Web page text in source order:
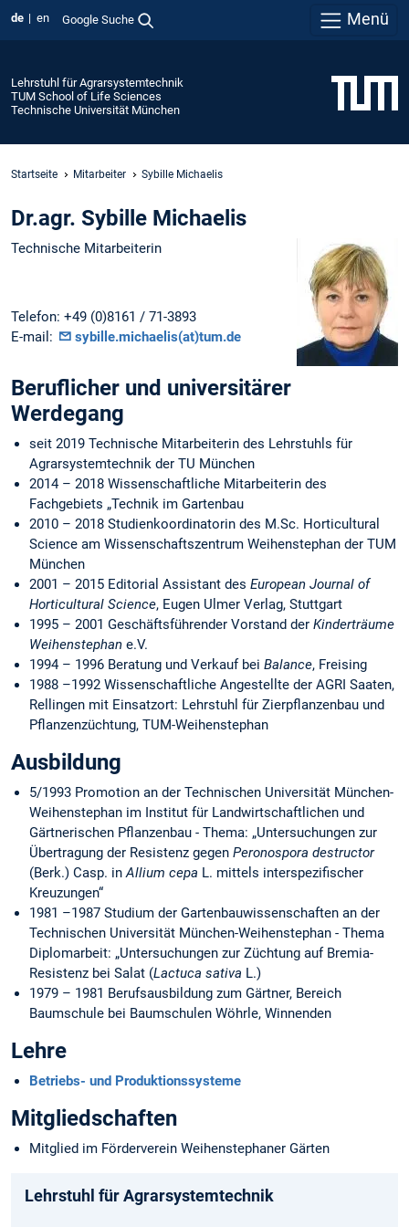
de en Google Suche Menü
Lehrstuhl für Agrarsystemtechnik
TUM School of Life Sciences
Technische Universität München
Startseite Mitarbeiter Sybille Michaelis
Dr.agr. Sybille Michaelis
Technische Mitarbeiterin
Telefon: +49 (0)8161 / 71-3893
E-mail:
sybille.michaelis(at)tum.de
Beruflicher und universitärer
Werdegang
seit 2019 Technische Mitarbeiterin des Lehrstuhls für
Agrarsystemtechnik der TU München
2014 – 2018 Wissenschaftliche Mitarbeiterin des
Fachgebiets „Technik im Gartenbau
2010 – 2018 Studienkoordinatorin des M.Sc. Horticultural
Science am Wissenschaftszentrum Weihenstephan der TUM
München
2001 – 2015 Editorial Assistant des European Journal of
Horticultural Science, Eugen Ulmer Verlag, Stuttgart
1995 – 2001 Geschäftsführender Vorstand der Kinderträume
Weihenstephan e.V.
1994 – 1996 Beratung und Verkauf bei Balance, Freising
1988 –1992 Wissenschaftliche Angestellte der AGRI Saaten,
Rellingen mit Einsatzort: Lehrstuhl für Zierpflanzenbau und
Pflanzenzüchtung, TUM-Weihenstephan
Ausbildung
5/1993 Promotion an der Technischen Universität München-
Weihenstephan im Institut für Landwirtschaftlichen und
Gärtnerischen Pflanzenbau - Thema: „Untersuchungen zur
Übertragung der Resistenz gegen Peronospora destructor
(Berk.) Casp. inAllium cepa L. mittels interspezifischer
Kreuzungen“
1981 –1987 Studium der Gartenbauwissenschaften an der
Technischen Universität München-Weihenstephan - Thema
Diplomarbeit: „Untersuchungen zur Züchtung auf Bremia-
Resistenz bei Salat (Lactuca sativa L.)
1979 – 1981 Berufsausbildung zum Gärtner, Bereich
Baumschule bei Baumschulen Wöhrle, Winnenden
Lehre
Betriebs- und Produktionssysteme
Mitgliedschaften
Mitglied im Förderverein Weihenstephaner Gärten
Lehrstuhl für Agrarsystemtechnik